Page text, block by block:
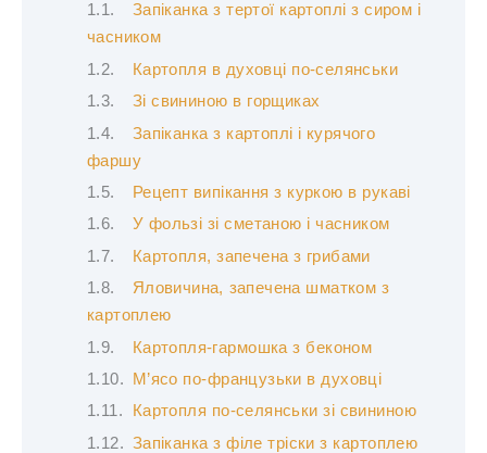
Запіканка з тертої картоплі з сиром і
часником
Картопля в духовці по-селянськи
Зі свининою в горщиках
Запіканка з картоплі і курячого
фаршу
Рецепт випікання з куркою в рукаві
У фользі зі сметаною і часником
Картопля, запечена з грибами
Яловичина, запечена шматком з
картоплею
Картопля-гармошка з беконом
М’ясо по-французьки в духовці
Картопля по-селянськи зі свининою
Запіканка з філе тріски з картоплею